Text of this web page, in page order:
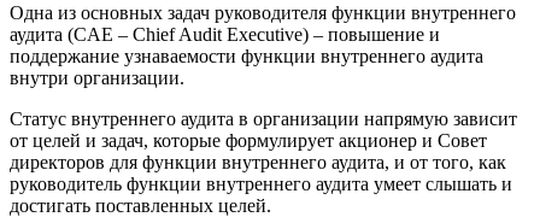
Одна из основных задач руководителя функции внутреннего
аудита (CAE – Chief Audit Executive) – повышение и
поддержание узнаваемости функции внутреннего аудита
внутри организации.
Статус внутреннего аудита в организации напрямую зависит
от целей и задач, которые формулирует акционер и Совет
директоров для функции внутреннего аудита, и от того, как
руководитель функции внутреннего аудита умеет слышать и
достигать поставленных целей.